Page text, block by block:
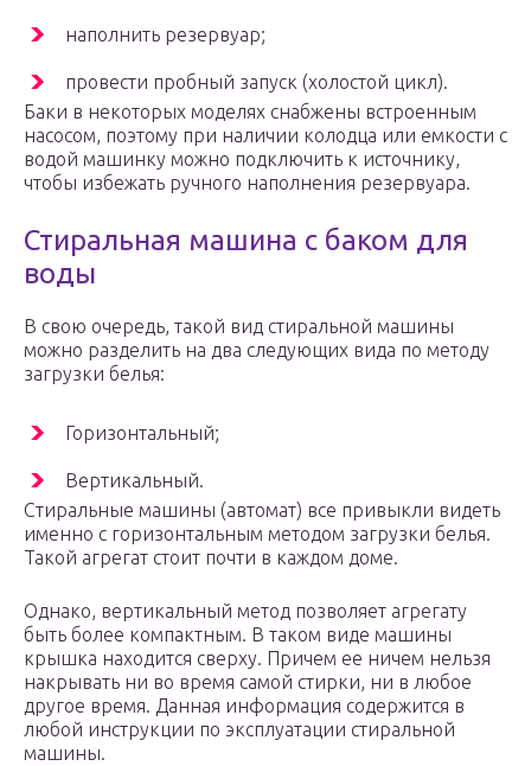
наполнить резервуар;
провести пробный запуск (холостой цикл).
Баки в некоторых моделях снабжены встроенным
насосом, поэтому при наличии колодца или емкости с
водой машинку можно подключить к источнику,
чтобы избежать ручного наполнения резервуара.
Стиральная машина с баком для
воды
В свою очередь, такой вид стиральной машины
можно разделить на два следующих вида по методу
загрузки белья:
Горизонтальный;
Вертикальный.
Стиральные машины (автомат) все привыкли видеть
именно с горизонтальным методом загрузки белья.
Такой агрегат стоит почти в каждом доме.
Однако, вертикальный метод позволяет агрегату
быть более компактным. В таком виде машины
крышка находится сверху. Причем ее ничем нельзя
накрывать ни во время самой стирки, ни в любое
другое время. Данная информация содержится в
любой инструкции по эксплуатации стиральной
машины.